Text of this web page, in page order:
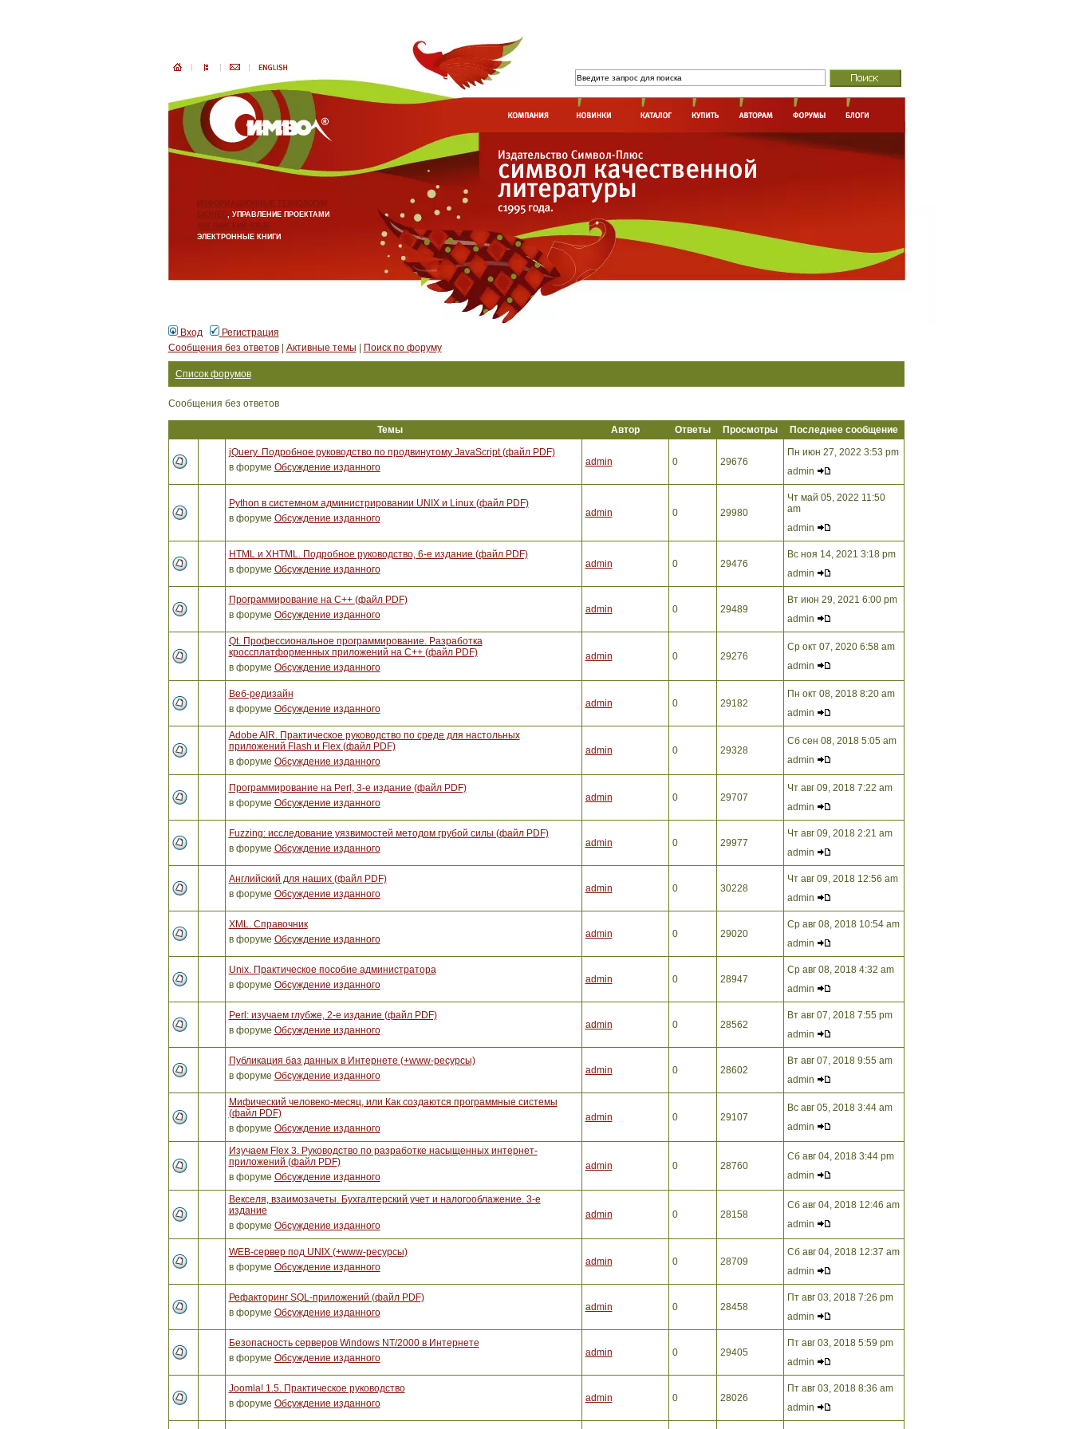
ИНФОРМАЦИОННЫЕ ТЕХНОЛОГИИ
БИЗНЕС, УПРАВЛЕНИЕ ПРОЕКТАМИ
АНГЛИЙСКИЙ ЯЗЫК
ЭЛЕКТРОННЫЕ КНИГИ
Вход
Регистрация
Сообщения без ответов| Активные темы Поиск по форуму
Список форумов
Сообщения без ответов
Темы Автор Ответы Просмотры
Последнее сообщение
jQuery. Подробное руководство по продвинутому JavaScript (файл PDF)
в форуме Обсуждение изданного admin 0 29676
Пн июн 27, 2022 3:53 pm
admin
Python в системном администрировании UNIX и Linux (файл PDF)
в форуме Обсуждение изданного admin 0 29980
Чт май 05, 2022 11:50
am
admin
HTML и XHTML. Подробное руководство, 6-е издание (файл PDF)
в форуме Обсуждение изданного admin 0 29476
Вс ноя 14, 2021 3:18 pm
admin
Программирование на C++ (файл PDF)
в форуме Обсуждение изданного admin 0 29489
Вт июн 29, 2021 6:00 pm
admin
Qt. Профессиональное программирование. Разработка
кроссплатформенных приложений на С++ (файл PDF)
в форуме Обсуждение изданного
admin 0 29276
Ср окт 07, 2020 6:58 am
admin
Веб-редизайн
в форуме Обсуждение изданного admin 0 29182
Пн окт 08, 2018 8:20 am
admin
Adobe AIR. Практическое руководство по среде для настольных
приложений Flash и Flex (файл PDF)
в форуме Обсуждение изданного
admin 0 29328
Сб сен 08, 2018 5:05 am
admin
Программирование на Perl, 3-е издание (файл PDF)
в форуме Обсуждение изданного admin 0 29707
Чт авг 09, 2018 7:22 am
admin
Fuzzing: исследование уязвимостей методом грубой силы (файл PDF)
в форуме Обсуждение изданного admin 0 29977
Чт авг 09, 2018 2:21 am
admin
Английский для наших (файл PDF)
в форуме Обсуждение изданного admin 0 30228
Чт авг 09, 2018 12:56 am
admin
XML. Справочник
в форуме Обсуждение изданного admin 0 29020
Ср авг 08, 2018 10:54 am
admin
Unix. Практическое пособие администратора
в форуме Обсуждение изданного admin 0 28947
Ср авг 08, 2018 4:32 am
admin
Perl: изучаем глубже, 2-е издание (файл PDF)
в форуме Обсуждение изданного admin 0 28562
Вт авг 07, 2018 7:55 pm
admin
Публикация баз данных в Интернете (+www-ресурсы)
в форуме Обсуждение изданного admin 0 28602
Вт авг 07, 2018 9:55 am
admin
Мифический человеко-месяц, или Как создаются программные системы
(файл PDF)
в форуме Обсуждение изданного
admin 0 29107
Вс авг 05, 2018 3:44 am
admin
Изучаем Flex 3. Руководство по разработке насыщенных интернет-
приложений (файл PDF)
в форуме Обсуждение изданного
admin 0 28760
Сб авг 04, 2018 3:44 pm
admin
Векселя, взаимозачеты. Бухгалтерский учет и налогооблажение. 3-е
издание
в форуме Обсуждение изданного
admin 0 28158
Сб авг 04, 2018 12:46 am
admin
WEB-сервер под UNIX (+www-ресурсы)
в форуме Обсуждение изданного admin 0 28709
Сб авг 04, 2018 12:37 am
admin
Рефакторинг SQL-приложений (файл PDF)
в форуме Обсуждение изданного admin 0 28458
Пт авг 03, 2018 7:26 pm
admin
Безопасность серверов Windows NT/2000 в Интернете
в форуме Обсуждение изданного admin 0 29405
Пт авг 03, 2018 5:59 pm
admin
Joomla! 1.5. Практическое руководство
в форуме Обсуждение изданного admin 0 28026
Пт авг 03, 2018 8:36 am
admin